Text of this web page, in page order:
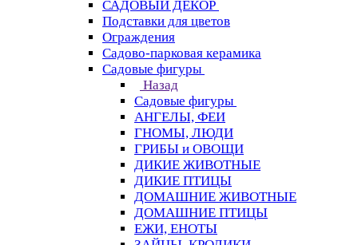
САДОВЫЙ ДЕКОР
Подставки для цветов
Ограждения
Садово-парковая керамика
Садовые фигуры
Назад
Садовые фигуры
АНГЕЛЫ, ФЕИ
ГНОМЫ, ЛЮДИ
ГРИБЫ и ОВОЩИ
ДИКИЕ ЖИВОТНЫЕ
ДИКИЕ ПТИЦЫ
ДОМАШНИЕ ЖИВОТНЫЕ
ДОМАШНИЕ ПТИЦЫ
ЕЖИ, ЕНОТЫ